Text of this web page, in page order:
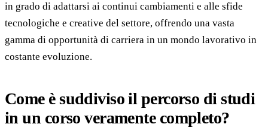
in grado di adattarsi ai continui cambiamenti e alle sfide
tecnologiche e creative del settore, offrendo una vasta
gamma di opportunità di carriera in un mondo lavorativo in
costante evoluzione.
Come è suddiviso il percorso di studi
in un corso veramente completo?